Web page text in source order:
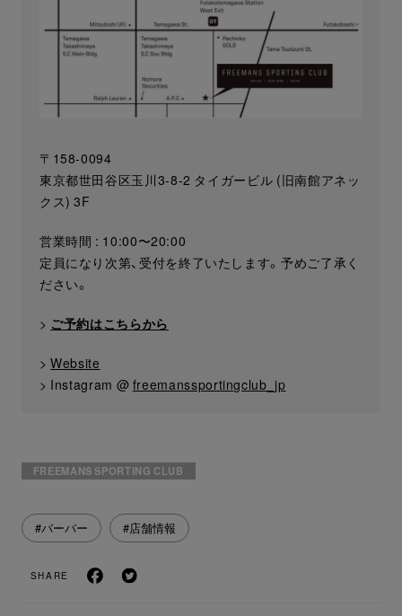
〒158-0094
東京都世田谷区玉川3-8-2 タイガービル (旧南館アネッ
クス) 3F
営業時間 : 10:00〜20:00
定員になり次第、受付を終了いたします。予めご了承く
ださい。
> ご予約はこちらから
>Website
> Instagram @ freemanssportingclub_jp
FREEMANS SPORTING CLUB
#バーバー #店舗情報
SHARE